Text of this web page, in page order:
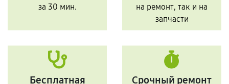
за 30 мин.
на ремонт, так и на
запчасти
Бесплатная
Срочный ремонт